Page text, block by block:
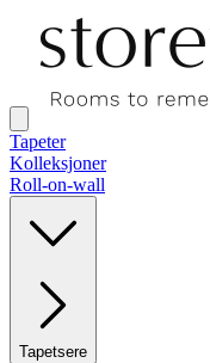
Tapeter
Kolleksjoner
Roll-on-wall
Tapetsere